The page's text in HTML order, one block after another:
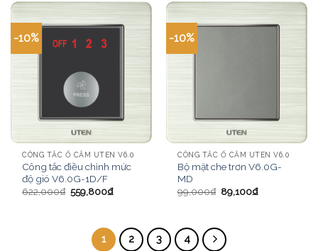
-10%
CÔNG TẮC Ổ CẮM UTEN V6.0
Công tắc điều chỉnh mức
độ gió V6.0G-1D/F
622,000₫ 559,800₫
-10%
CÔNG TẮC Ổ CẮM UTEN V6.0
Bộ mặt che trơn V6.0G-
MD
99,000₫ 89,100₫
1 2 3 4